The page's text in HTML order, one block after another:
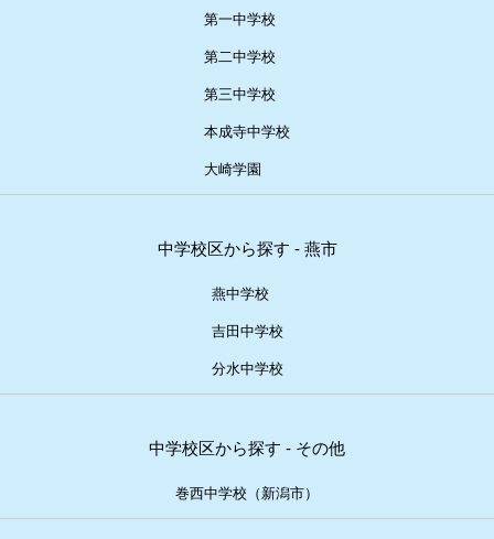
第一中学校
第二中学校
第三中学校
本成寺中学校
大崎学園
中学校区から探す - 燕市
燕中学校
吉田中学校
分水中学校
中学校区から探す - その他
巻西中学校（新潟市）